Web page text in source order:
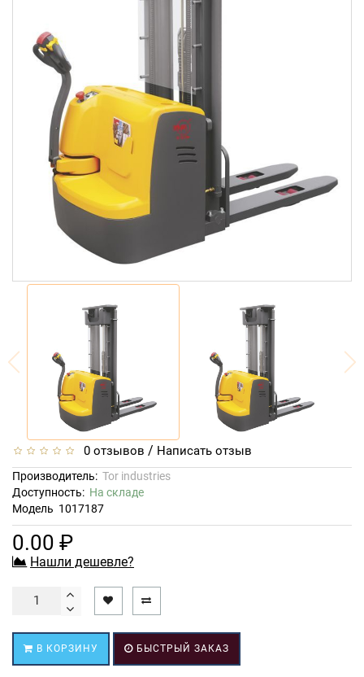
0 отзывов / Написать отзыв
Производитель: Tor industries
Доступность: На складе
Модель 1017187
0.00 ₽
Нашли дешевле?
В КОРЗИНУ БЫСТРЫЙ ЗАКАЗ